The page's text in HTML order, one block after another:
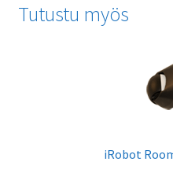
Tutustu myös
iRobot